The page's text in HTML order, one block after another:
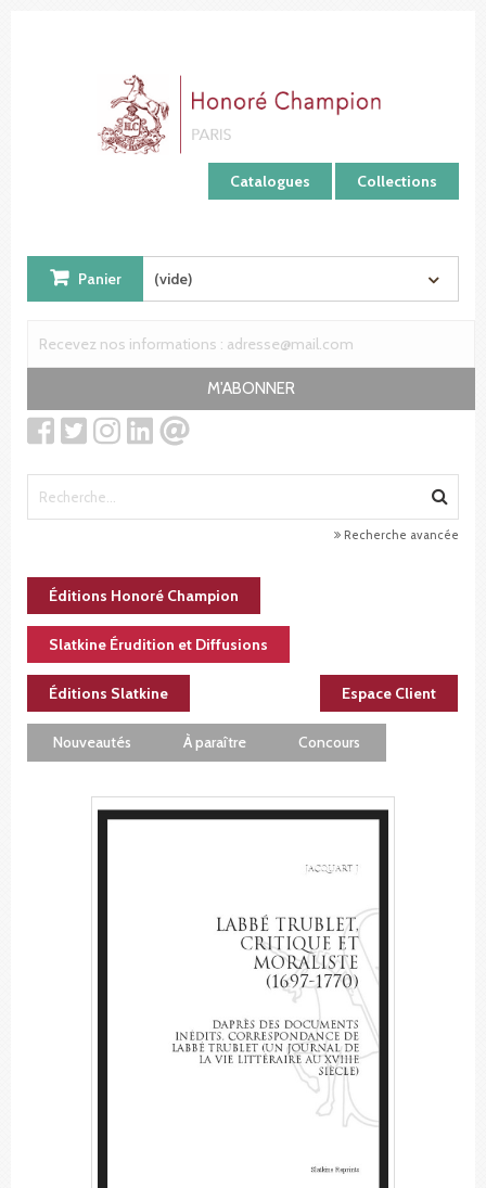
Catalogues Collections
Panier (vide)
M'ABONNER
Recherche avancée
Éditions Honoré Champion
Slatkine Érudition et Diffusions
Éditions Slatkine Espace Client
Nouveautés À paraître Concours